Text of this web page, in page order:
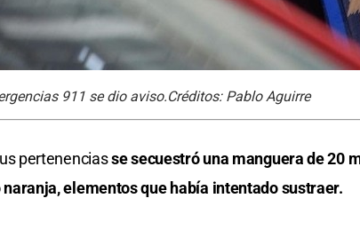
911 se dio aviso.Créditos: Pablo Aguirre
pertenenciasse secuestró una manguera de 20
naranja, elementos que había intentado sustraer.